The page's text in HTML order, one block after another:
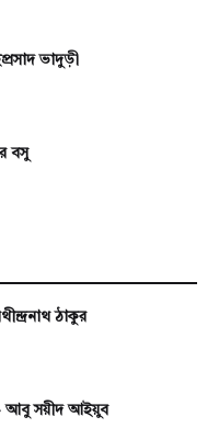
ভাদুড়ী
বসু
ঠাকুর
- আবু সয়ীদ আইয়ুব